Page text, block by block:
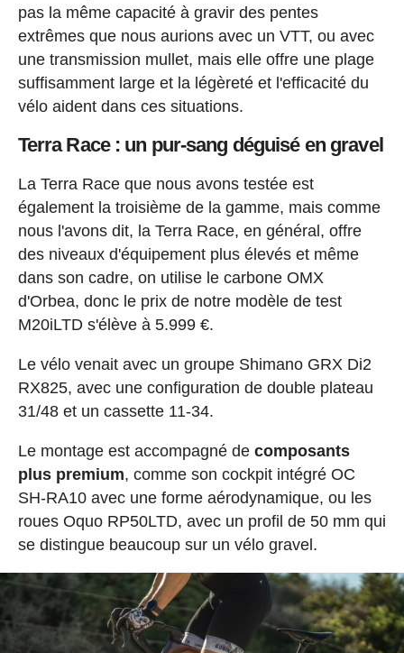
pas la même capacité à gravir des pentes
extrêmes que nous aurions avec un VTT, ou avec
une transmission mullet, mais elle offre une plage
suffisamment large et la légèreté et l'efficacité du
vélo aident dans ces situations.
Terra Race : un pur-sang déguisé en gravel
La Terra Race que nous avons testée est
également la troisième de la gamme, mais comme
nous l'avons dit, la Terra Race, en général, offre
des niveaux d'équipement plus élevés et même
dans son cadre, on utilise le carbone OMX
d'Orbea, donc le prix de notre modèle de test
M20iLTD s'élève à 5.999 €.
Le vélo venait avec un groupe Shimano GRX Di2
RX825, avec une configuration de double plateau
31/48 et un cassette 11-34.
Le montage est accompagné de composants
plus premium, comme son cockpit intégré OC
SH-RA10 avec une forme aérodynamique, ou les
roues Oquo RP50LTD, avec un profil de 50 mm qui
se distingue beaucoup sur un vélo gravel.